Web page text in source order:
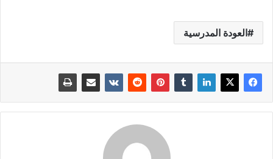
العودة المدرسية